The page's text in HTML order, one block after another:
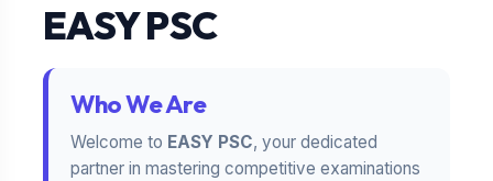
EASY PSC
Who We Are
Welcome to EASY PSC, your dedicated
partner in mastering competitive examinations